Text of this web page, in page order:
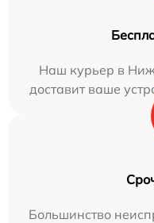
Наш курьер в
доставит ваше
Большинство